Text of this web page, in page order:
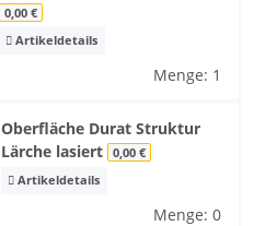
0,00 €
Artikeldetails
Menge: 1
Oberfläche Durat Struktur
Lärche lasiert
0,00 €
Artikeldetails
Menge: 0